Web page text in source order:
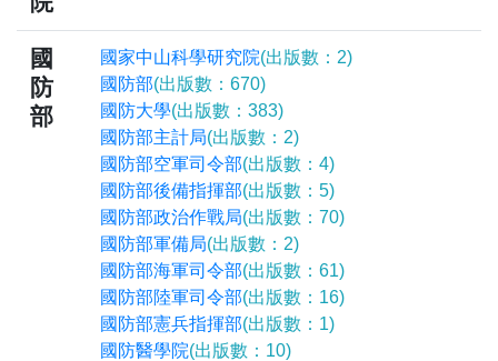
國
防
部
國家中山科學研究院(出版數：2)
國防部(出版數：670)
國防大學(出版數：383)
國防部主計局(出版數：2)
國防部空軍司令部(出版數：4)
國防部後備指揮部(出版數：5)
國防部政治作戰局(出版數：70)
國防部軍備局(出版數：2)
國防部海軍司令部(出版數：61)
國防部陸軍司令部(出版數：16)
國防部憲兵指揮部(出版數：1)
國防醫學院(出版數：10)